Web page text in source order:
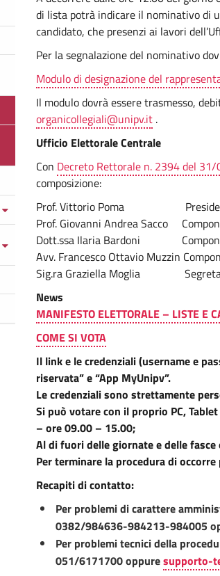
di lista potrà indicare il nominativo di
candidato, che presenzi ai lavori
Per la segnalazione del nominativo
Modulo di designazione del
Il modulo dovrà essere trasmesso,
organicollegiali@unipv.it .
Ufficio Elettorale Centrale
Con Decreto Rettorale n. 2394 del
composizione:
Prof. Vittorio Poma
Prof. Giovanni Andrea Sacco
Dott.ssa Ilaria Bardoni
Avv. Francesco Ottavio Muzzin
Sig.ra Graziella Moglia
News
MANIFESTO ELETTORALE – LISTE E
COME SI VOTA
Il link e le credenziali (username e
riservata” e “App MyUnipv”.
Le credenziali sono strettamente
Si può votare con il proprio PC,
– ore 09.00 – 15.00;
Al di fuori delle giornate e delle
Per terminare la procedura di occorre
Recapiti di contatto:
Per problemi di carattere
0382/984636-984213-984005
Per problemi tecnici della
051/6171700 oppuresupporto-